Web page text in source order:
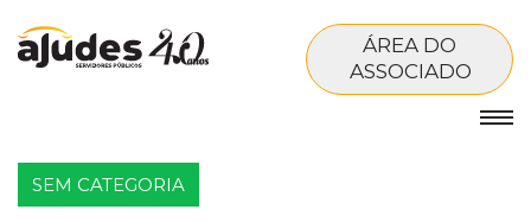
ÁREA DO
ASSOCIADO
SEM CATEGORIA